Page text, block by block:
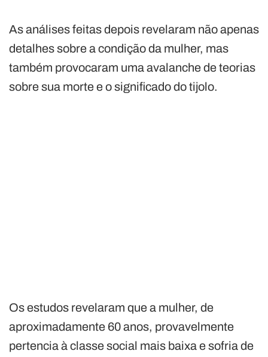
As análises feitas depois revelaram não apenas
detalhes sobre a condição da mulher, mas
também provocaram uma avalanche de teorias
sobre sua morte e o significado do tijolo.
Os estudos revelaram que a mulher, de
aproximadamente 60 anos, provavelmente
pertencia à classe social mais baixa e sofria de